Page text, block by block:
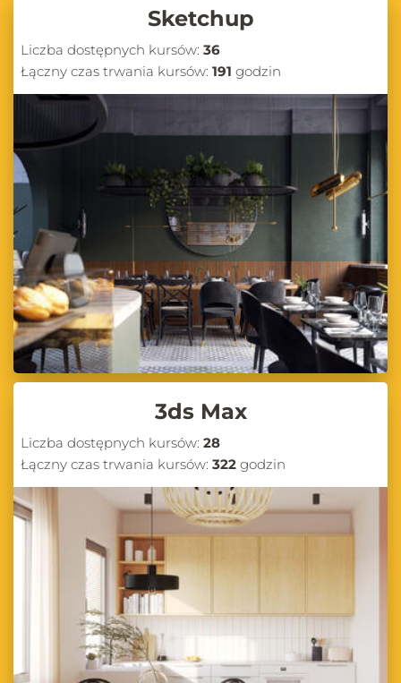
Sketchup
Liczba dostępnych kursów: 36
Łączny czas trwania kursów: 191 godzin
3ds Max
Liczba dostępnych kursów: 28
Łączny czas trwania kursów: 322 godzin